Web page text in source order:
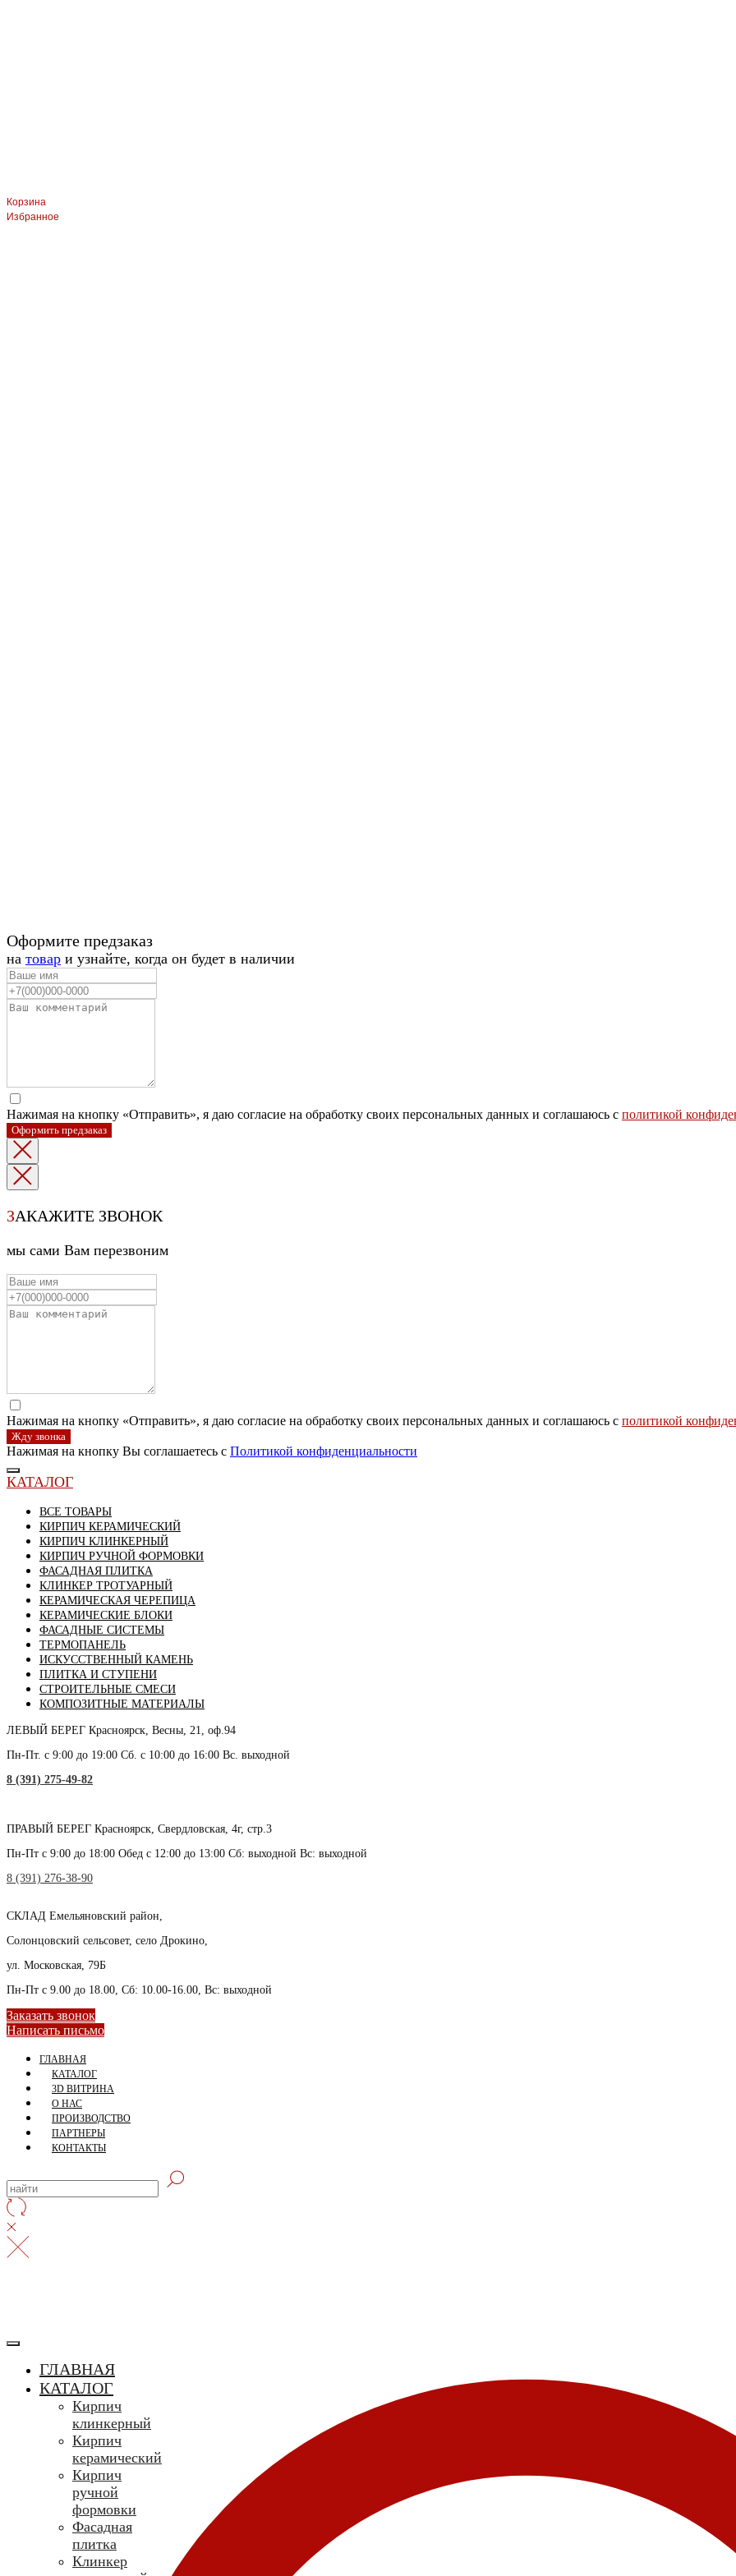
Корзина
Избранное
Оформите предзаказ
на товар и узнайте, когда он будет в наличии
Нажимая на кнопку «Отправить», я даю согласие на обработку своих персональных данных и соглашаюсь с политикой
Оформить предзаказ
ЗАКАЖИТЕ ЗВОНОК
мы сами Вам перезвоним
Нажимая на кнопку «Отправить», я даю согласие на обработку своих персональных данных и соглашаюсь с политикой
Жду звонка
Нажимая на кнопку Вы соглашаетесь с Политикой конфиденциальности
КАТАЛОГ
ВСЕ ТОВАРЫ
КИРПИЧ КЕРАМИЧЕСКИЙ
КИРПИЧ КЛИНКЕРНЫЙ
КИРПИЧ РУЧНОЙ ФОРМОВКИ
ФАСАДНАЯ ПЛИТКА
КЛИНКЕР ТРОТУАРНЫЙ
КЕРАМИЧЕСКАЯ ЧЕРЕПИЦА
КЕРАМИЧЕСКИЕ БЛОКИ
ФАСАДНЫЕ СИСТЕМЫ
ТЕРМОПАНЕЛЬ
ИСКУССТВЕННЫЙ КАМЕНЬ
ПЛИТКА И СТУПЕНИ
СТРОИТЕЛЬНЫЕ СМЕСИ
КОМПОЗИТНЫЕ МАТЕРИАЛЫ
ЛЕВЫЙ БЕРЕГ Красноярск, Весны, 21, оф.94
Пн-Пт. с 9:00 до 19:00 Сб. с 10:00 до 16:00 Вс. выходной
8 (391) 275-49-82
ПРАВЫЙ БЕРЕГ Красноярск, Свердловская, 4г, стр.3
Пн-Пт с 9:00 до 18:00 Обед с 12:00 до 13:00 Сб: выходной Вс: выходной
8 (391) 276-38-90
СКЛАД Емельяновский район,
Солонцовский сельсовет, село Дрокино,
ул. Московская, 79Б
Пн-Пт с 9.00 до 18.00, Сб: 10.00-16.00, Вс: выходной
Заказать звонок
Написать письмо
ГЛАВНАЯ
КАТАЛОГ
3D ВИТРИНА
О НАС
ПРОИЗВОДСТВО
ПАРТНЕРЫ
КОНТАКТЫ
ГЛАВНАЯ
КАТАЛОГ
Кирпич
клинкерный
Кирпич
керамический
Кирпич
ручной
формовки
Фасадная
плитка
Клинкер